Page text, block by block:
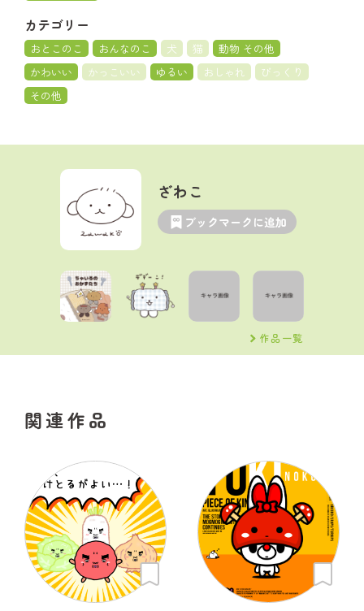
カテゴリー
おとこのこ おんなのこ 犬 猫
動物 その他
かわいい
かっこいい ゆるい おしゃれ
びっくり
その他
ざわこ
ブックマークに追加
作品一覧
関連作品